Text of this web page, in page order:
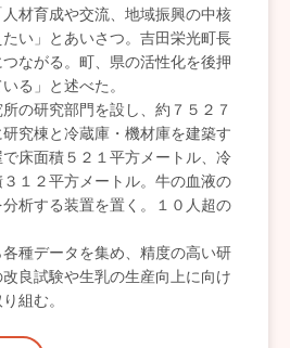
材育成や交流、地域振興の中核
い」とあいさつ。吉田栄光町長
ながる。町、県の活性化を後押
る」と述べた。
の研究部門を設し、約７５２７
究棟と冷蔵庫・機材庫を建築す
床面積５２１平方メートル、冷
１２平方メートル。牛の血液の
析する装置を置く。１０人超の
種データを集め、精度の高い研
良試験や生乳の生産向上に向け
組む。